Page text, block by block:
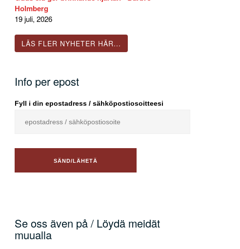
Holmberg
19 juli, 2026
LÄS FLER NYHETER HÄR...
Info per epost
Fyll i din epostadress / sähköpostiosoitteesi
Se oss även på / Löydä meidät
muualla